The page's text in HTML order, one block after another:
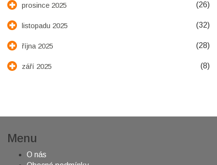
prosince 2025 (26)
listopadu 2025 (32)
října 2025 (28)
září 2025 (8)
Menu
O nás